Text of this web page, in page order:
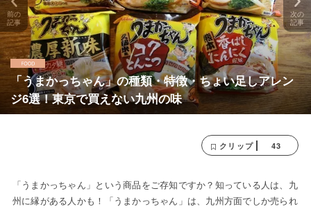
「うまかっちゃん」の種類・特徴・ちょい足しアレン
ジ6選！東京で買えない九州の味
前の
記事
次の
記事
クリップ 43
「うまかっちゃん」という商品をご存知ですか？知っている人は、九
州に縁がある人かも！「うまかっちゃん」は、九州方面でしか売られ